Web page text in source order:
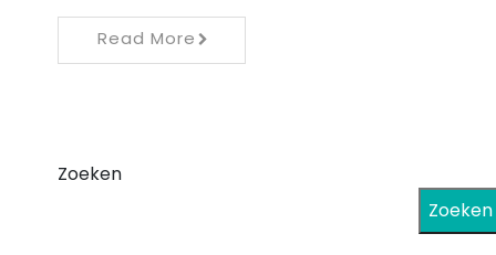
Read More
Zoeken
Zoeken